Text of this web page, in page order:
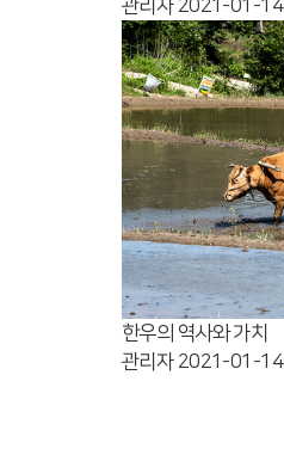
관리자 2021-01-14
한우의 역사와 가치
관리자 2021-01-14